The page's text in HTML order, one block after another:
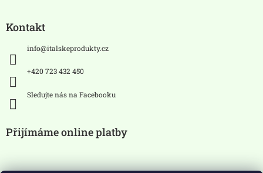
Kontakt
info@italskeprodukty.cz
+420 723 432 450
Sledujte nás na Facebooku
Přijímáme online platby